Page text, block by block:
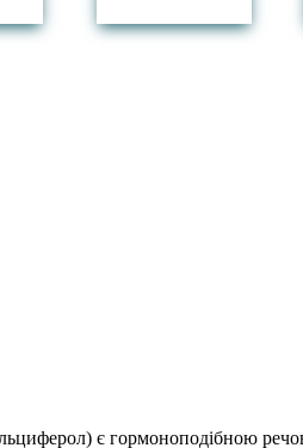
є гормоноподібною